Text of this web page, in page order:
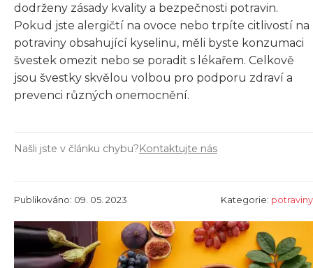
dodrženy zásady kvality a bezpečnosti potravin.
Pokud jste alergičtí na ovoce nebo trpíte citlivostí na
potraviny obsahující kyselinu, měli byste konzumaci
švestek omezit nebo se poradit s lékařem. Celkově
jsou švestky skvělou volbou pro podporu zdraví a
prevenci různých onemocnění.
Našli jste v článku chybu?Kontaktujte nás
Publikováno: 09. 05. 2023 Kategorie: potraviny